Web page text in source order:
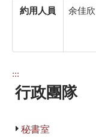
約用人員 余佳欣
:::
行政團隊
秘書室